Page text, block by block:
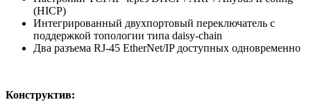
(HICP)
Интегрированный двухпортовый переключатель с
поддержкой топологии типа daisy-chain
Два разъема RJ-45 EtherNet/IP доступных одновременно
Конструктив: